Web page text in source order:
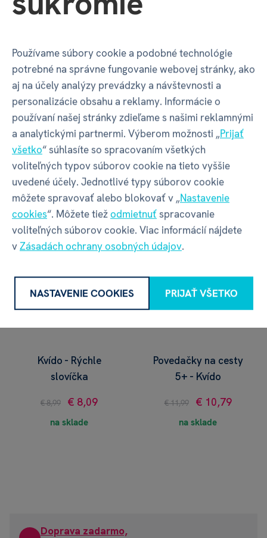
HRAČKA ROKU 2023 V ČR
Kvído - Hoď a objavuj
€ 21,99 € 19,79
na sklade
Kvído - Básničky s
pohybom - Denné
činnosti
€ 7,99 € 7,19
na sklade
Kvído - Rýchle
slovíčka
€ 8,99 € 8,09
na sklade
Povedačky na cesty
5+ - Kvído
€ 11,99 € 10,79
na sklade
Doprava zadarmo,
Používame súbory cookie a podobné technológie
potrebné na správne fungovanie webovej stránky, ako
aj na účely analýzy prevádzky a návštevnosti a
personalizácie obsahu a reklamy. Informácie o
používaní našej stránky zdieľame s našimi reklamnými
a analytickými partnermi. Výberom možnosti „Prijať
všetko“ súhlasíte so spracovaním všetkých
voliteľných typov súborov cookie na tieto vyššie
uvedené účely. Jednotlivé typy súborov cookie
môžete spravovať alebo blokovať v „Nastavenie
cookies“. Môžete tiežodmietnuťspracovanie
voliteľných súborov cookie. Viac informácií nájdete
vZásadách ochrany osobných údajov.
NASTAVENIE COOKIES PRIJAŤ VŠETKO